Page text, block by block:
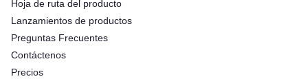
Hoja de ruta del producto
Lanzamientos de productos
Preguntas Frecuentes
Contáctenos
Precios